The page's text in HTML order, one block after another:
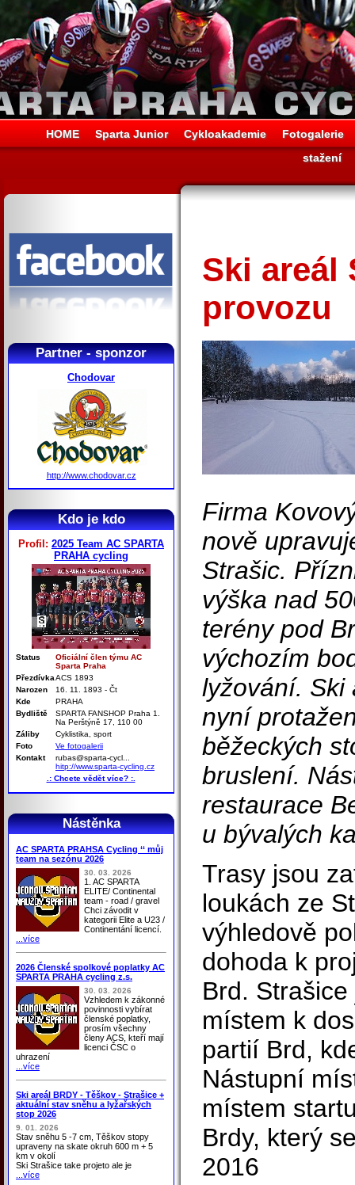
HOME Sparta Junior Cykloakademie
Fotogalerie
stažení
Partner - sponzor
Chodovar
http://www.chodovar.cz
Kdo je kdo
Profil: 2025 Team AC SPARTA
PRAHA cycling
Status
Oficiální člen týmu AC
Sparta Praha
PřezdívkaACS 1893
Narozen
16. 11. 1893 - Čt
Kde
PRAHA
Bydliště
SPARTA FANSHOP Praha 1.
Na Perštýně 17, 110 00
Záliby
Cyklistika, sport
Foto
Ve fotogalerii
Kontakt
rubas@sparta-cycl...
hitp://www.sparta-cycling.cz
.: Chcete vědět více? :.
Nástěnka
AC SPARTA PRAHSA Cycling ‘‘ můj
team na sezónu 2026
30. 03. 2026
1. AC SPARTA
ELITE/ Continental
team - road / gravel
Chci závodit v
kategorii Elite a U23 /
Continentání licencí.
...více
2026 Členské spolkové poplatky AC
SPARTA PRAHA cycling z.s.
30. 03. 2026
Vzhledem k zákonné
povinnosti vybírat
členské poplatky,
prosím všechny
členy ACS, kteří mají
licenci ČSC o
uhrazení
...více
Ski areál BRDY - Těškov - Strašice +
aktuální stav sněhu a lyžařských
stop 2026
9. 01. 2026
Stav sněhu 5 -7 cm, Těškov stopy
upraveny na skate okruh 600 m + 5
km v okolí
Ski Strašice take projeto ale je
...více
Ski areál
provozu
Firma
nově
Strašic.
výška nad
terény pod
výchozím
lyžování. Ski
nyní
běžeckých
bruslení.
restaurace
u bývalých
Trasy jsou
loukách ze
výhledově
dohoda k
Brd.
místem k
partií Brd,
Nástupní
místem
Brdy, který
2016